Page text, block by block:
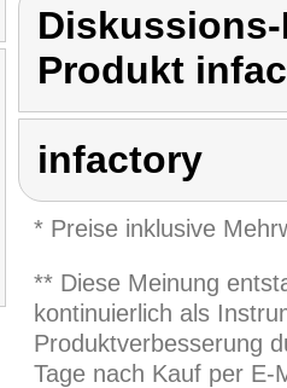
Produkt
infactory
* Preise inklusive
** Diese Meinung
kontinuierlich als
Produktverbesserung
Tage nach Kauf per E-